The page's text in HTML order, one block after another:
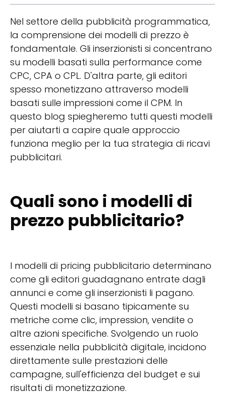
Nel settore della pubblicità programmatica,
la comprensione dei modelli di prezzo è
fondamentale. Gli inserzionisti si concentrano
su modelli basati sulla performance come
CPC, CPA o CPL. D'altra parte, gli editori
spesso monetizzano attraverso modelli
basati sulle impressioni come il CPM. In
questo blog spiegheremo tutti questi modelli
per aiutarti a capire quale approccio
funziona meglio per la tua strategia di ricavi
pubblicitari.
Quali sono i modelli di
prezzo pubblicitario?
I modelli di pricing pubblicitario determinano
come gli editori guadagnano entrate dagli
annunci e come gli inserzionisti li pagano.
Questi modelli si basano tipicamente su
metriche come clic, impression, vendite o
altre azioni specifiche. Svolgendo un ruolo
essenziale nella pubblicità digitale, incidono
direttamente sulle prestazioni delle
campagne, sull'efficienza del budget e sui
risultati di monetizzazione.